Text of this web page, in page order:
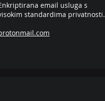
email usluga s
standardima privatnosti.